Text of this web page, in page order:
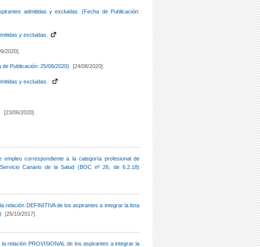
admitidas y excluidas. (Fecha de Publicación:
y excluidas.
2020].
Publicación: 25/08/2020) [24/08/2020].
y excluidas.
[23/06/2020].
correspondiente a la categoría profesional de
Canario de la Salud (BOC nº 26, de 6.2.18)
relación DEFINITIVA de los aspirantes a integrar la lista
[25/10/2017].
relación PROVISIONAL de los aspirantes a integrar la